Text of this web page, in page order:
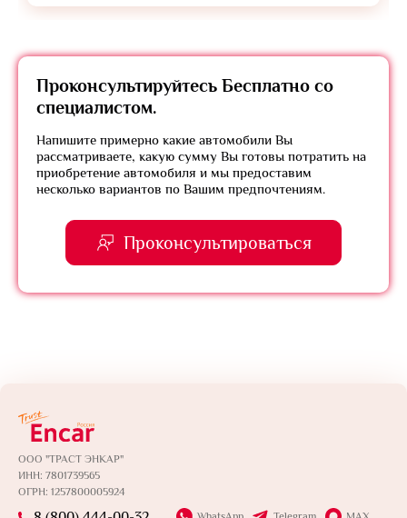
Проконсультируйтесь Бесплатно со
специалистом.
Напишите примерно какие автомобили Вы
рассматриваете, какую сумму Вы готовы потратить на
приобретение автомобиля и мы предоставим
несколько вариантов по Вашим предпочтениям.
Проконсультироваться
ООО "ТРАСТ ЭНКАР"
ИНН: 7801739565
ОГРН: 1257800005924